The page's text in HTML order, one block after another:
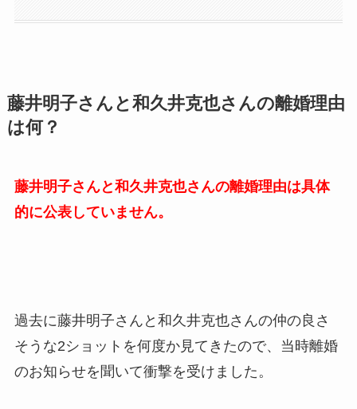
藤井明子さんと和久井克也さんの離婚理由
は何？
藤井明子さんと和久井克也さんの離婚理由は具体
的に公表していません。
過去に藤井明子さんと和久井克也さんの仲の良さ
そうな2ショットを何度か見てきたので、当時離婚
のお知らせを聞いて衝撃を受けました。